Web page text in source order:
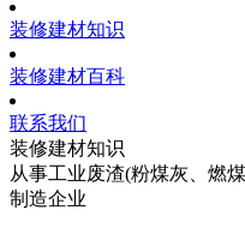
装修建材知识
装修建材百科
联系我们
装修建材知识
从事工业废渣(粉煤灰、燃
制造企业